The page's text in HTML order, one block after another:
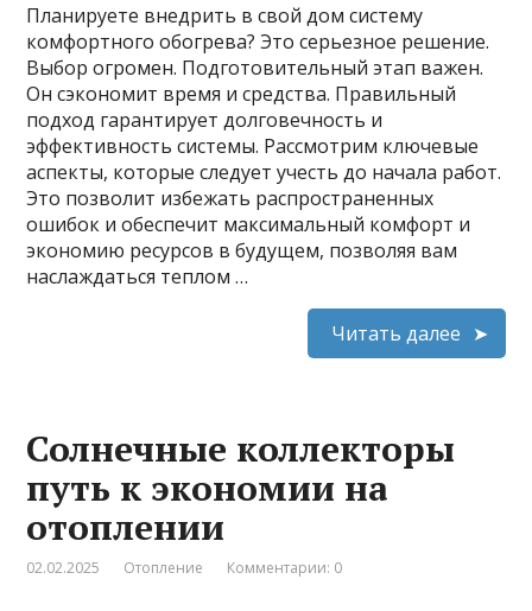
Планируете внедрить в свой дом систему
комфортного обогрева? Это серьезное решение.
Выбор огромен. Подготовительный этап важен.
Он сэкономит время и средства. Правильный
подход гарантирует долговечность и
эффективность системы. Рассмотрим ключевые
аспекты, которые следует учесть до начала работ.
Это позволит избежать распространенных
ошибок и обеспечит максимальный комфорт и
экономию ресурсов в будущем, позволяя вам
наслаждаться теплом …
Читать далее
Солнечные коллекторы
путь к экономии на
отоплении
02.02.2025 Отопление Комментарии: 0